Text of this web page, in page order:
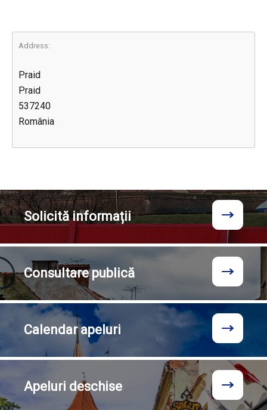
Address:
Praid
Praid
537240
România
Solicităinformații
Consultarepublică
Calendarapeluri
Apeluri deschise